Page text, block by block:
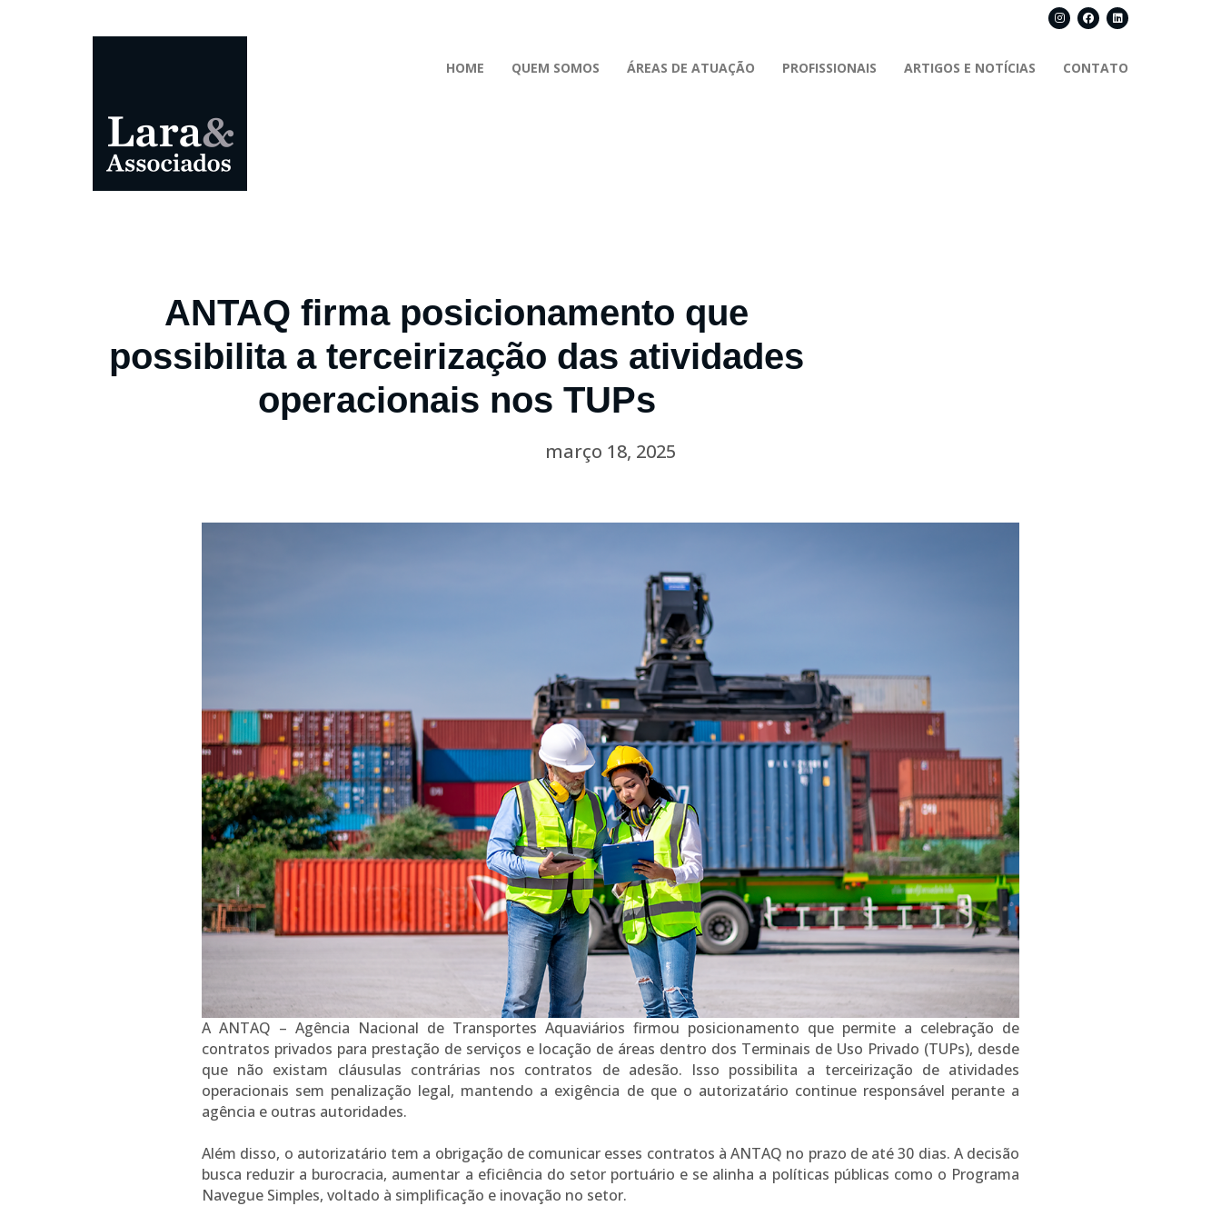
HOME QUEM SOMOS ÁREAS DE ATUAÇÃO PROFISSIONAIS ARTIGOS E NOTÍCIAS CONTATO
ANTAQ firma posicionamento que
possibilita a terceirização das atividades
operacionais nos TUPs
março 18, 2025
A ANTAQ – Agência Nacional de Transportes Aquaviários firmou posicionamento que permite a celebração de
contratos privados para prestação de serviços e locação de áreas dentro dos Terminais de Uso Privado (TUPs), desde
que não existam cláusulas contrárias nos contratos de adesão. Isso possibilita a terceirização de atividades
operacionais sem penalização legal, mantendo a exigência de que o autorizatário continue responsável perante a
agência e outras autoridades.
Além disso, o autorizatário tem a obrigação de comunicar esses contratos à ANTAQ no prazo de até 30 dias. A decisão
busca reduzir a burocracia, aumentar a eficiência do setor portuário e se alinha a políticas públicas como o Programa
Navegue Simples, voltado à simplificação e inovação no setor.